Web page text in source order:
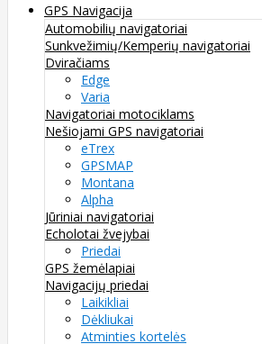
GPS Navigacija
Automobilių navigatoriai
Sunkvežimių/Kemperių navigatoriai
Dviračiams
Edge
Varia
Navigatoriai motociklams
Nešiojami GPS navigatoriai
eTrex
GPSMAP
Montana
Alpha
Jūriniai navigatoriai
Echolotai žvejybai
Priedai
GPS žemėlapiai
Navigacijų priedai
Laikikliai
Dėkliukai
Atminties kortelės